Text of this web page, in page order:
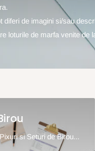
diferi de imagini si/sau
loturile de marfa venite de
si Seturi de Birou...